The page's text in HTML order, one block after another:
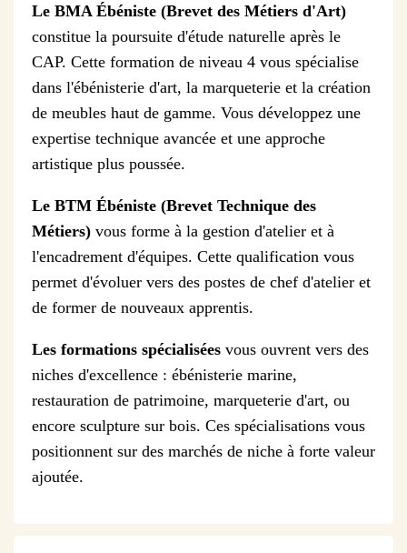
Le BMA Ébéniste (Brevet des Métiers d'Art)
constitue la poursuite d'étude naturelle après le
CAP. Cette formation de niveau 4 vous spécialise
dans l'ébénisterie d'art, la marqueterie et la création
de meubles haut de gamme. Vous développez une
expertise technique avancée et une approche
artistique plus poussée.
Le BTM Ébéniste (Brevet Technique des
Métiers) vous forme à la gestion d'atelier et à
l'encadrement d'équipes. Cette qualification vous
permet d'évoluer vers des postes de chef d'atelier et
de former de nouveaux apprentis.
Les formations spécialisées vous ouvrent vers des
niches d'excellence : ébénisterie marine,
restauration de patrimoine, marqueterie d'art, ou
encore sculpture sur bois. Ces spécialisations vous
positionnent sur des marchés de niche à forte valeur
ajoutée.